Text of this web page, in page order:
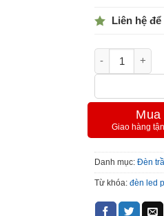
Liên hệ
Mua
Giao hàng
Danh mục: Đèn
Từ khóa: đèn led